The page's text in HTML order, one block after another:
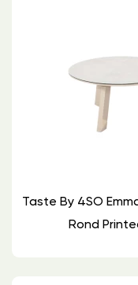
Taste By 4SO
Rond